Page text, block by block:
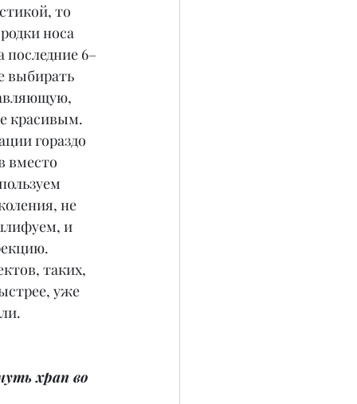
то
носа
последние 6–
выбирать
красивым.
гораздо
вместо
не
и
таких,
уже
храп во